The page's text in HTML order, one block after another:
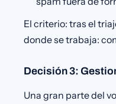
El criterio: tras el
donde se trabaja:
Decisión 3:
Una gran parte del